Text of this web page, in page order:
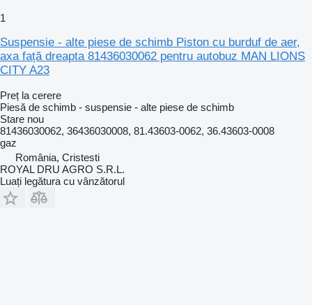
1
Suspensie - alte piese de schimb Piston cu burduf de aer,
axa față dreapta 81436030062 pentru autobuz MAN LIONS
CITY A23
Preț la cerere
Piesă de schimb - suspensie - alte piese de schimb
Stare nou
81436030062, 36436030008, 81.43603-0062, 36.43603-0008
gaz
România, Cristesti
ROYAL DRU AGRO S.R.L.
Luați legătura cu vânzătorul